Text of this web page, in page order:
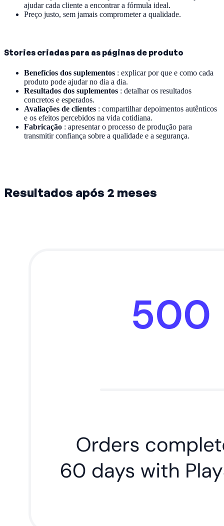
ajudar cada cliente a encontrar a fórmula ideal.
Preço justo, sem jamais comprometer a qualidade.
Stories criadas para as páginas de produto
Benefícios dos suplementos : explicar por que e como cada
produto pode ajudar no dia a dia.
Resultados dos suplementos : detalhar os resultados
concretos e esperados.
Avaliações de clientes : compartilhar depoimentos autênticos
e os efeitos percebidos na vida cotidiana.
Fabricação : apresentar o processo de produção para
transmitir confiança sobre a qualidade e a segurança.
Resultados após 2 meses